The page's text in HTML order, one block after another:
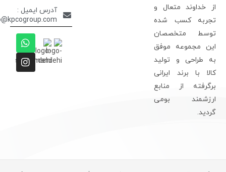
خداوند متعال و
کسب شده
متخصصان
مجموعه موفق
طراحی و تولید
با برند ایرانی
از منابع
بومی
آدرس ایمیل :
info@kpcogroup.com